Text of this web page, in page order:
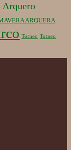
Arquero
ARQUERA
Torneo Torneo